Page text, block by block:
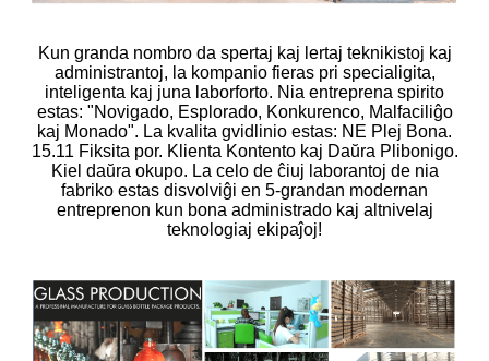
Kun granda nombro da spertaj kaj lertaj teknikistoj kaj
administrantoj, la kompanio fieras pri specialigita,
inteligenta kaj juna laborforto. Nia entreprena spirito
estas: "Novigado, Esplorado, Konkurenco, Malfaciliĝo
kaj Monado". La kvalita gvidlinio estas: NE Plej Bona.
15.11 Fiksita por. Klienta Kontento kaj Daŭra Plibonigo.
Kiel daŭra okupo. La celo de ĉiuj laborantoj de nia
fabriko estas disvolviĝi en 5-grandan modernan
entreprenon kun bona administrado kaj altnivelaj
teknologiaj ekipaĵoj!